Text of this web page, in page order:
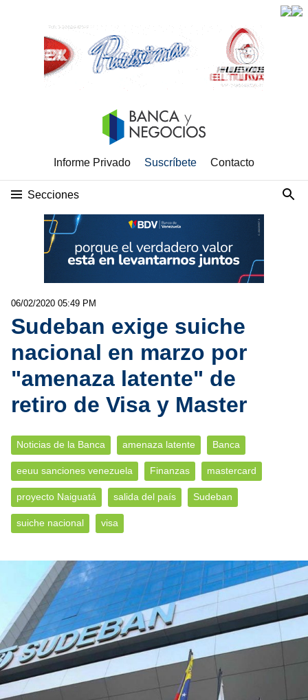
Informe Privado Suscríbete Contacto
Secciones
06/02/2020 05:49 PM
Sudeban exige suiche
nacional en marzo por
"amenaza latente" de
retiro de Visa y Master
Noticias de la Banca amenaza latente Banca
eeuu sanciones venezuela Finanzas mastercard
proyecto Naiguatá salida del país Sudeban
suiche nacional visa